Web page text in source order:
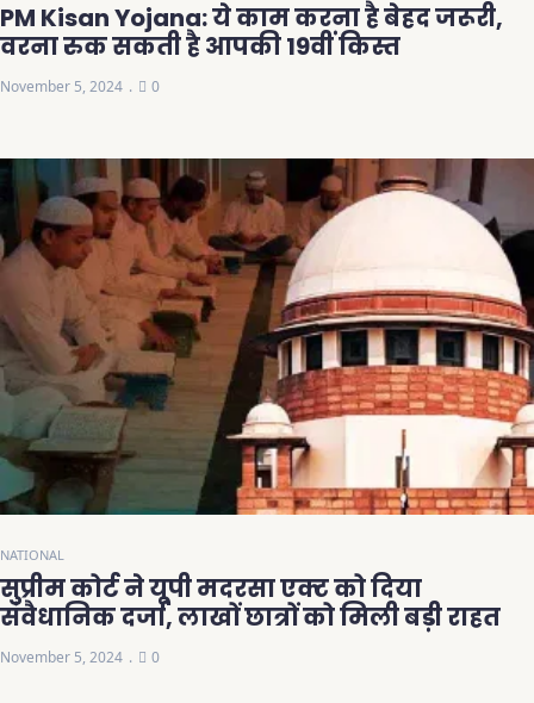
PM Kisan Yojana: ये काम करना है बेहद जरूरी,
वरना रुक सकती है आपकी 19वीं किस्त
November 5, 2024 0
NATIONAL
सुप्रीम कोर्ट ने यूपी मदरसा एक्ट को दिया
संवैधानिक दर्जा, लाखों छात्रों को मिली बड़ी राहत
November 5, 2024 0